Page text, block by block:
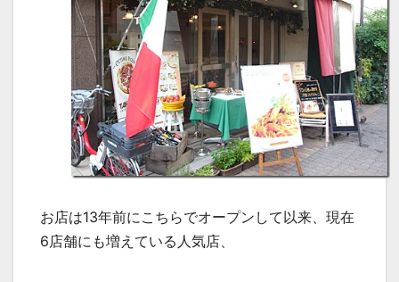
お店は13年前にこちらでオープンして以来、現在
6店舗にも増えている人気店、